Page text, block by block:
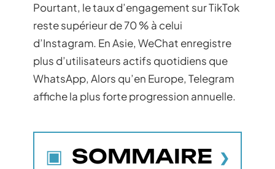
Pourtant, le taux d’engagement sur TikTok
reste supérieur de 70 % à celui
d’Instagram. En Asie, WeChat enregistre
plus d’utilisateurs actifs quotidiens que
WhatsApp, Alors qu’en Europe, Telegram
affiche la plus forte progression annuelle.
SOMMAIRE